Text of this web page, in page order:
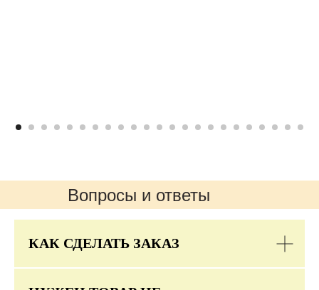
Вопросы и ответы
КАК СДЕЛАТЬ ЗАКАЗ